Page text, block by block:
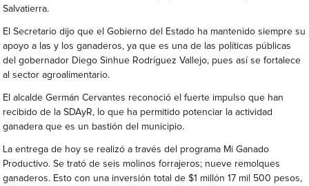
Salvatierra.
El Secretario dijo que el Gobierno del Estado ha mantenido siempre su
apoyo a las y los ganaderos, ya que es una de las políticas públicas
del gobernador Diego Sinhue Rodríguez Vallejo, pues así se fortalece
al sector agroalimentario.
El alcalde Germán Cervantes reconoció el fuerte impulso que han
recibido de la SDAyR, lo que ha permitido potenciar la actividad
ganadera que es un bastión del municipio.
La entrega de hoy se realizó a través del programa Mi Ganado
Productivo. Se trató de seis molinos forrajeros; nueve remolques
ganaderos. Esto con una inversión total de $1 millón 17 mil 500 pesos,